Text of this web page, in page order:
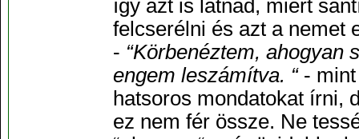
így azt is látnád, miért
felcserélni és azt a nemet
- “Körbenéztem, ahogyan
engem leszámítva. “- mint
hatsoros mondatokat írni,
ez nem fér össze. Ne